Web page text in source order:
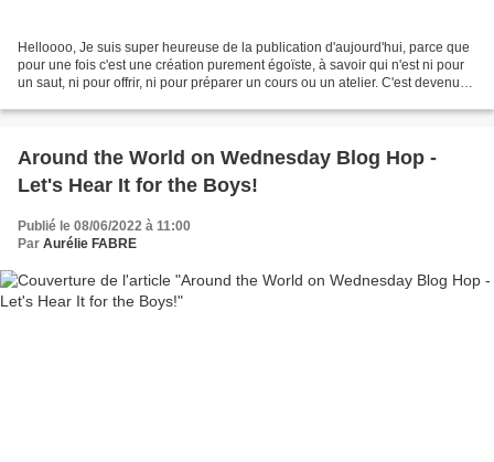
Helloooo, Je suis super heureuse de la publication d'aujourd'hui, parce que
pour une fois c'est une création purement égoïste, à savoir qui n'est ni pour
un saut, ni pour offrir, ni pour préparer un cours ou un atelier. C'est devenu
Around the World on Wednesday Blog Hop -
Let's Hear It for the Boys!
Publié le 08/06/2022 à 11:00
Par Aurélie FABRE